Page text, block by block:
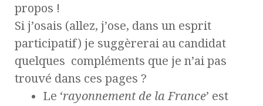
propos !
Si j’osais (allez, j’ose, dans un esprit
participatif) je suggèrerai au candidat
quelques compléments que je n’ai pas
trouvé dans ces pages ?
Le ‘rayonnement de la France’ est